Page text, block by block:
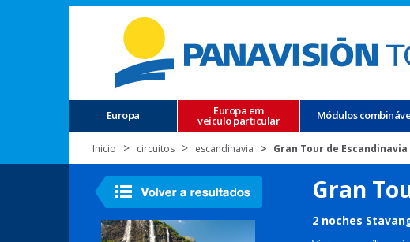
Europa Europa em
veículo particular Módulos
Inicio circuitos escandinavia Gran Tour de Escandinavia
Gran
2 noches